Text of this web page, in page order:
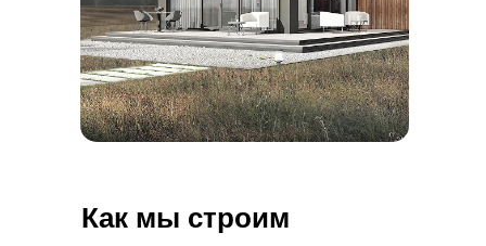
Как мы строим